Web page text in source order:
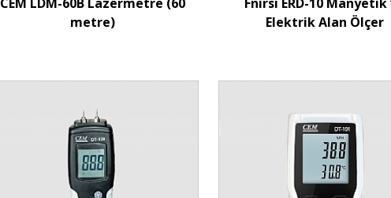
metre)
Elektrik Alan Ölçer